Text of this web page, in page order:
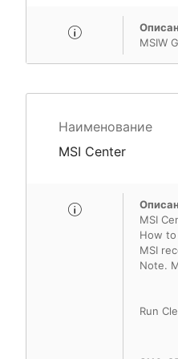
MSIW
Наименование
MSI Center
MSI
How
MSI
Note.
Run